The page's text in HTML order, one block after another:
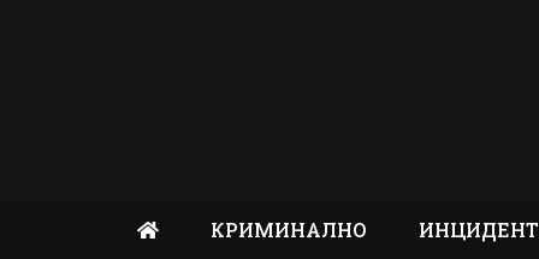
КРИМИНАЛНО